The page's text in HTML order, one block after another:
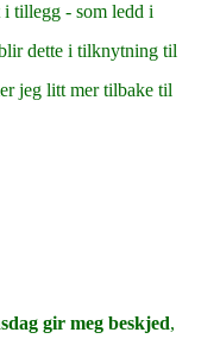
i tillegg - som ledd i
dette i tilknytning til
jeg litt mer tilbake til
gir meg beskjed,